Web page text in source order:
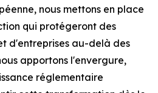
nous mettons en place
qui protégeront des
d'entreprises au-delà des
apportons l'envergure,
réglementaire